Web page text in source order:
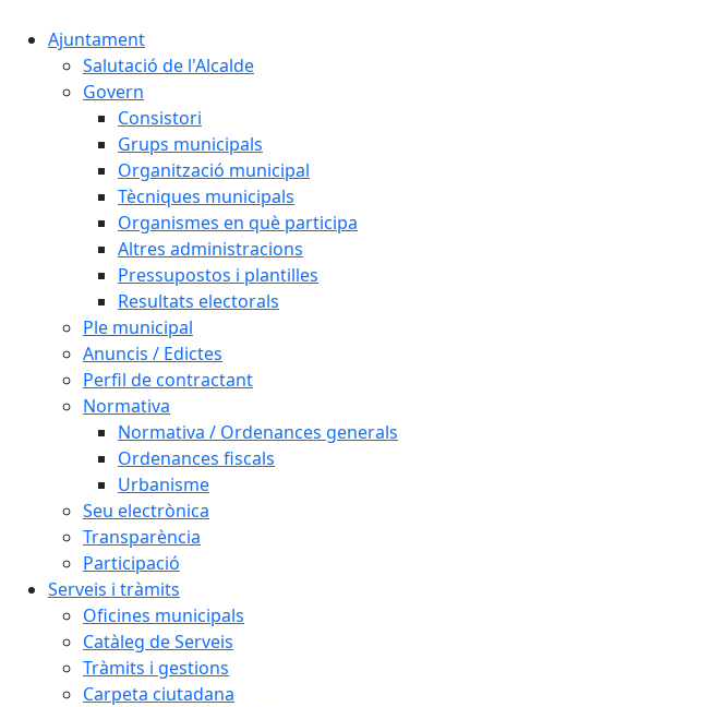
Ajuntament
Salutació de l'Alcalde
Govern
Consistori
Grups municipals
Organització municipal
Tècniques municipals
Organismes en què participa
Altres administracions
Pressupostos i plantilles
Resultats electorals
Ple municipal
Anuncis / Edictes
Perfil de contractant
Normativa
Normativa / Ordenances generals
Ordenances fiscals
Urbanisme
Seu electrònica
Transparència
Participació
Serveis i tràmits
Oficines municipals
Catàleg de Serveis
Tràmits i gestions
Carpeta ciutadana